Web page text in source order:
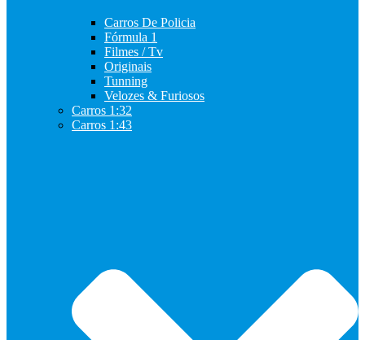
Carros De Policia
Fórmula 1
Filmes / Tv
Originais
Tunning
Velozes & Furiosos
Carros 1:32
Carros 1:43